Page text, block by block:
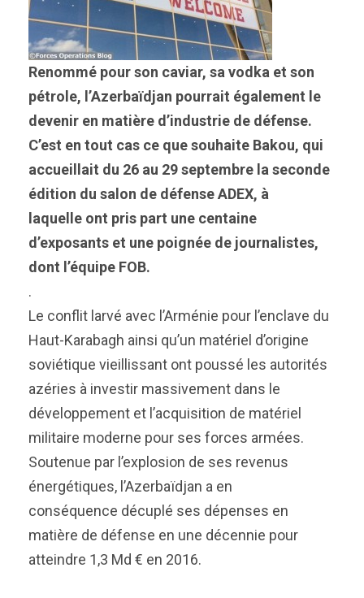
Renommé pour son caviar, sa vodka et son
pétrole, l’Azerbaïdjan pourrait également le
devenir en matière d’industrie de défense.
C’est en tout cas ce que souhaite Bakou, qui
accueillait du 26 au 29 septembre la seconde
édition du salon de défense ADEX, à
laquelle ont pris part une centaine
d’exposants et une poignée de journalistes,
dont l’équipe FOB.
.
Le conflit larvé avec l’Arménie pour l’enclave du
Haut-Karabagh ainsi qu’un matériel d’origine
soviétique vieillissant ont poussé les autorités
azéries à investir massivement dans le
développement et l’acquisition de matériel
militaire moderne pour ses forces armées.
Soutenue par l’explosion de ses revenus
énergétiques, l’Azerbaïdjan a en
conséquence décuplé ses dépenses en
matière de défense en une décennie pour
atteindre 1,3 Md € en 2016.